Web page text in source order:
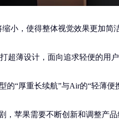
小，使得整体视觉效果更加
超薄设计，面向追求轻便的用
的“厚重长续航”与Air的“轻薄
苹果需要不断创新和调整产